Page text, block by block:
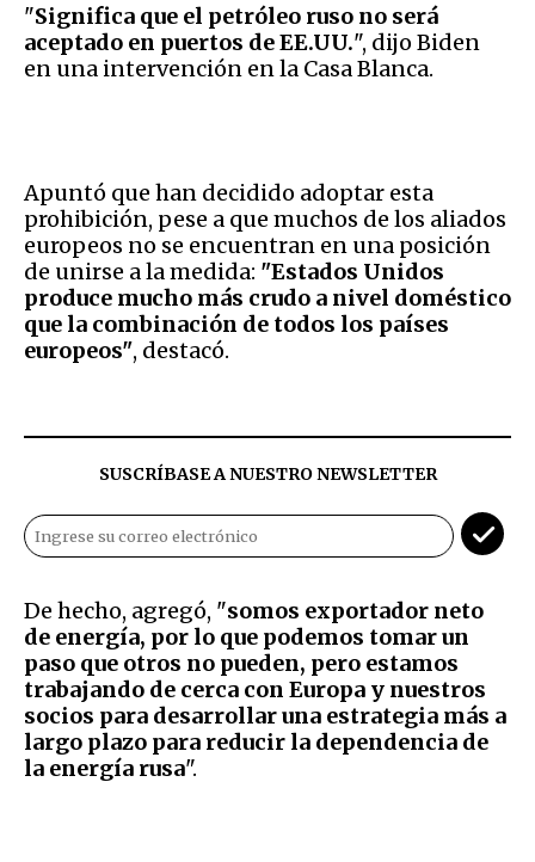
"Significa que el petróleo ruso no será
aceptado en puertos de EE.UU.", dijo Biden
en una intervención en la Casa Blanca.
Apuntó que han decidido adoptar esta
prohibición, pese a que muchos de los aliados
europeos no se encuentran en una posición
de unirse a la medida: "Estados Unidos
produce mucho más crudo a nivel doméstico
que la combinación de todos los países
europeos", destacó.
SUSCRÍBASE A NUESTRO NEWSLETTER
De hecho, agregó, "somos exportador neto
de energía, por lo que podemos tomar un
paso que otros no pueden, pero estamos
trabajando de cerca con Europa y nuestros
socios para desarrollar una estrategia más a
largo plazo para reducir la dependencia de
la energía rusa".